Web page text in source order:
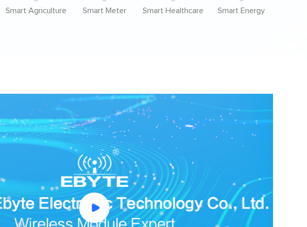
Smart Agriculture Smart Meter Smart Healthcare Smart Energy